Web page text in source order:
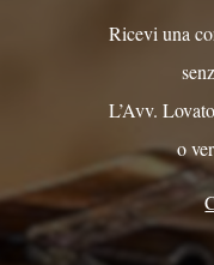
Ricevi una
L’Avv.
o